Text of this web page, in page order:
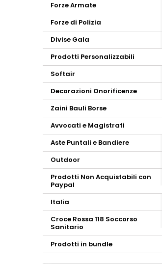
Forze Armate
Forze di Polizia
Divise Gala
Prodotti Personalizzabili
Softair
Decorazioni Onorificenze
Zaini Bauli Borse
Avvocati e Magistrati
Aste Puntali e Bandiere
Outdoor
Prodotti Non Acquistabili con
Paypal
Italia
Croce Rossa 118 Soccorso
Sanitario
Prodotti in bundle